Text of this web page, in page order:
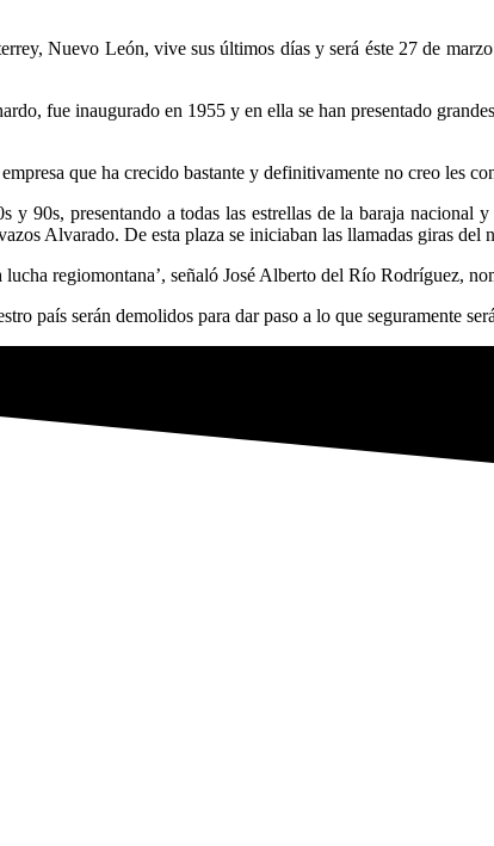
Nuevo León, vive sus últimos días y será éste 27 de
fue inaugurado en 1955 y en ella se han presentado
que ha crecido bastante y definitivamente no creo les
90s, presentando a todas las estrellas de la baraja nacional
Alvarado. De esta plaza se iniciaban las llamadas giras del
regiomontana’, señaló José Alberto del Río Rodríguez,
país serán demolidos para dar paso a lo que seguramente